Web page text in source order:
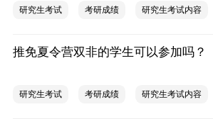
研究生考试 考研成绩 研究生考试内容
推免夏令营双非的学生可以参加吗？
研究生考试 考研成绩 研究生考试内容